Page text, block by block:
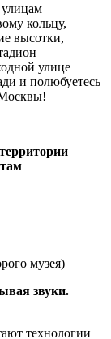
кольцу,
высотки,
улице
и полюбуетесь
музея)
звуки.
технологии